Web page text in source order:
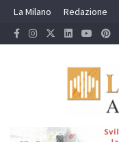
Skip
content
La Milano Redazione